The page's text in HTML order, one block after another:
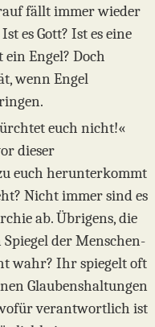
fällt immer wieder
es Gott? Ist es eine
Engel? Doch
wenn Engel
euch nicht!«
dieser
euch herunterkommt
Nicht immer sind es
ab. Übrigens, die
der Menschen-
wahr? Ihr spiegelt oft
Glaubenshaltungen
verantwortlich ist